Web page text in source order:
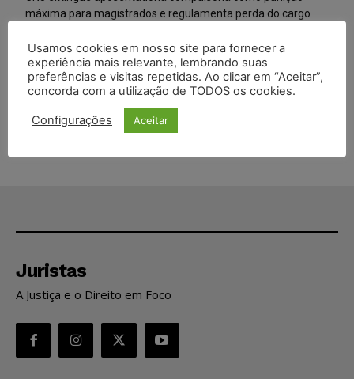
máxima para magistrados e regulamenta perda do cargo
Justiça de SP rejeita ação da família de Alexandre de Moraes
contra senador Alessandro Vieira
Conselho Nacional de Justiça determina afastamento da juíza
Gabriela Hardt por dois anos
Juristas
A Justiça e o Direito em Foco
Usamos cookies em nosso site para fornecer a
experiência mais relevante, lembrando suas
preferências e visitas repetidas. Ao clicar em “Aceitar”,
concorda com a utilização de TODOS os cookies.
Configurações Aceitar